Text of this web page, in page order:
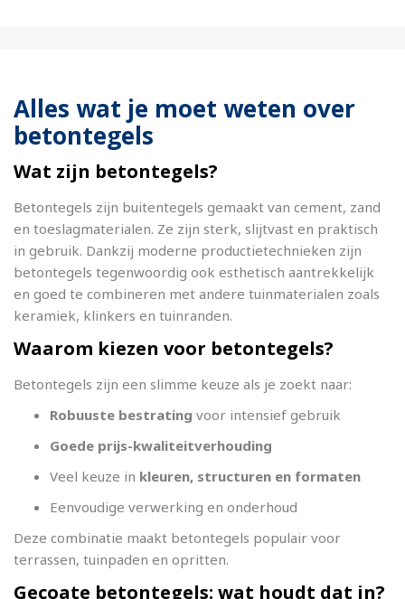
Alles wat je moet weten over
betontegels
Wat zijn betontegels?
Betontegels zijn buitentegels gemaakt van cement, zand
en toeslagmaterialen. Ze zijn sterk, slijtvast en praktisch
in gebruik. Dankzij moderne productietechnieken zijn
betontegels tegenwoordig ook esthetisch aantrekkelijk
en goed te combineren met andere tuinmaterialen zoals
keramiek, klinkers en tuinranden.
Waarom kiezen voor betontegels?
Betontegels zijn een slimme keuze als je zoekt naar:
Robuuste bestrating voor intensief gebruik
Goede prijs-kwaliteitverhouding
Veel keuze in kleuren, structuren en formaten
Eenvoudige verwerking en onderhoud
Deze combinatie maakt betontegels populair voor
terrassen, tuinpaden en opritten.
Gecoate betontegels: wat houdt dat in?